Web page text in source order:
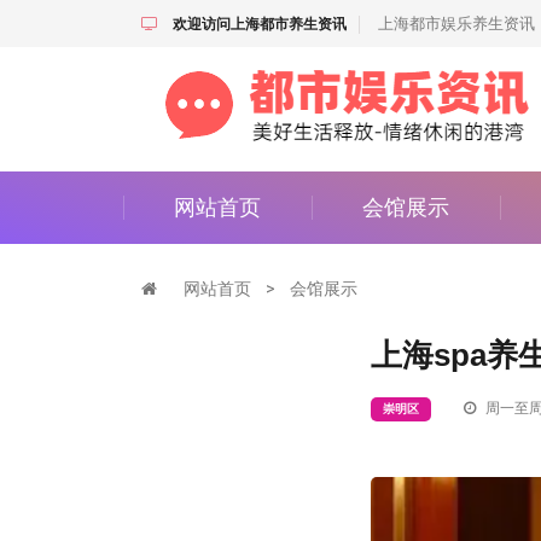
欢迎访问上海都市养生资讯 上海都市娱乐养生资讯
网站首页 会馆展示
网站首页 > 会馆展示
上海spa养
崇明区 周一至